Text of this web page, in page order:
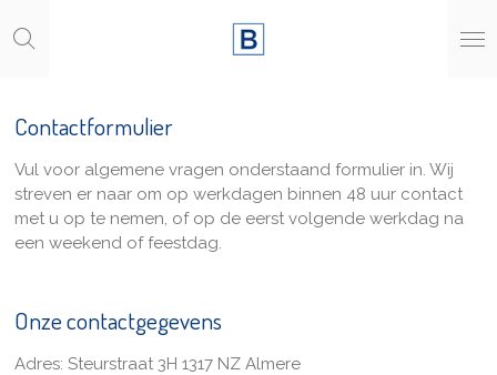
direct
hoofdinhoud
Contactformulier
Vul voor algemene vragen onderstaand formulier in. Wij
streven er naar om op werkdagen binnen 48 uur contact
met u op te nemen, of op de eerst volgende werkdag na
een weekend of feestdag.
Onze contactgegevens
Adres: Steurstraat 3H 1317 NZ Almere